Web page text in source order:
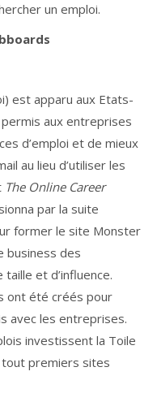
un emploi.
est apparu aux Etats-
permis aux entreprises
d’emploi et de mieux
au lieu d’utiliser les
The Online Career
par la suite
former le site Monster
business des
et d’influence.
ont été créés pour
avec les entreprises.
investissent la Toile
tout premiers sites